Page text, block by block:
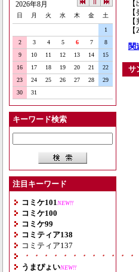
2026年8月
日 月 火 水 木 金 土
1
2
3 4 5 6 7
8
9
10 11 12 13 14
15
16
17 18 19 20 21
22
23
24 25 26 27 28
29
30
31
キーワード検索
注目キーワード
コミケ101 NEW!!
コミケ100
コミケ99
コミティア138
コミティア137
・・・・・・・・・・・・
うまぴょいNEW!!
関
サ